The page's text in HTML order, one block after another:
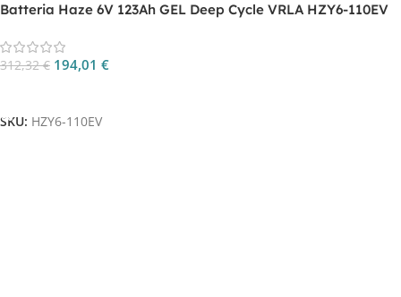
Batteria Haze 6V 123Ah GEL Deep Cycle VRLA HZY6-110EV
312,32€ 194,01 €
SKU: HZY6-110EV